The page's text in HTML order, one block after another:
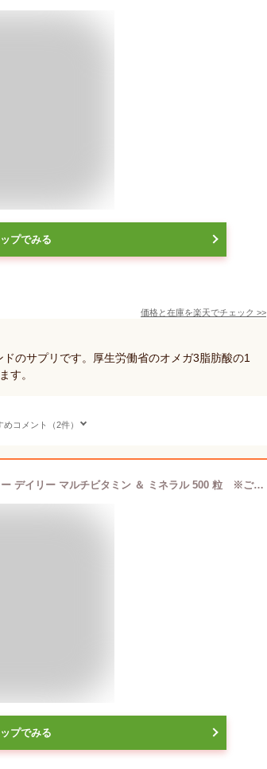
プでみる
価格と在庫を楽天でチェック >>
のサプリです。厚生労働省のオメガ3脂肪酸の1
す。
コメント（2件）
送料無料！(コストコ) カークランドシグネチャー デイリー マルチビタミン ＆ ミネラル 500 粒 ※ご注文後2-3日以内にお届けします
プでみる